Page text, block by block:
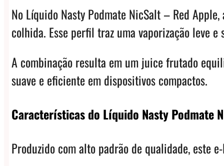
No Líquido Nasty Podmate NicSalt – Red
colhida. Esse perfil traz uma vaporização leve e
A combinação resulta em um juice frutado
suave e eficiente em dispositivos compactos.
Características do Líquido Nasty Podmate
Produzido com alto padrão de qualidade, este